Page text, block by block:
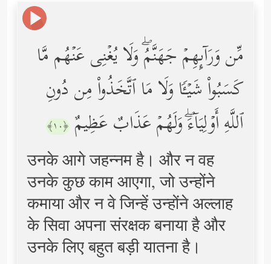
مِّن وَرَاۤىِٕهِمۡ جَهَنَّمُۖ وَلَا یُغۡنِی عَنۡهُم مَّا
كَسَبُواْ شَیۡـࣰٔا وَلَا مَا ٱتَّخَذُواْ مِن دُونِ
ٱللَّهِ أَوۡلِیَاۤءَۖ وَلَهُمۡ عَذَابٌ عَظِیمٌ ﴿١٠﴾
उनके आगे जहन्नम है। और न वह
उनके कुछ काम आएगा, जो उन्होंने
कमाया और न वे जिन्हें उन्होंने अल्लाह
के सिवा अपना संरक्षक बनाया है और
उनके लिए बहुत बड़ी यातना है।